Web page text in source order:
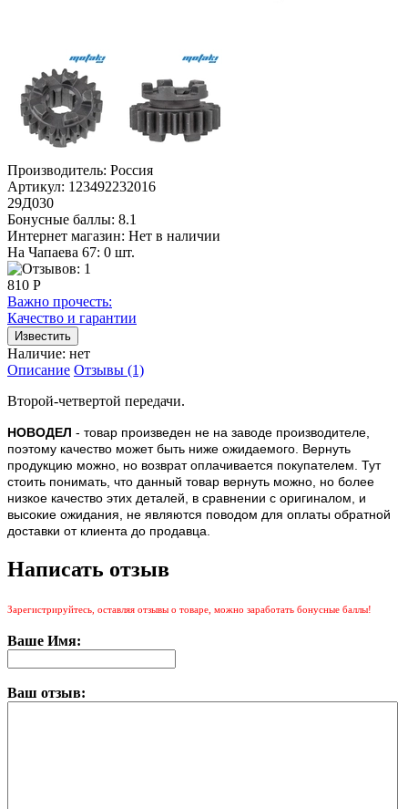
Производитель: Россия
Артикул: 123492232016
29Д030
Бонусные баллы: 8.1
Интернет магазин: Нет в наличии
На Чапаева 67: 0 шт.
810 Р
Важно прочесть:
Качество и гарантии
Наличие: нет
Описание Отзывы (1)
Второй-четвертой передачи.
НОВОДЕЛ - товар произведен не на заводе производителе,
поэтому качество может быть ниже ожидаемого. Вернуть
продукцию можно, но возврат оплачивается покупателем. Тут
стоить понимать, что данный товар вернуть можно, но более
низкое качество этих деталей, в сравнении с оригиналом, и
высокие ожидания, не являются поводом для оплаты обратной
доставки от клиента до продавца.
Написать отзыв
Зарегистрируйтесь, оставляя отзывы о товаре, можно заработать бонусные баллы!
Ваше Имя:
Ваш отзыв: